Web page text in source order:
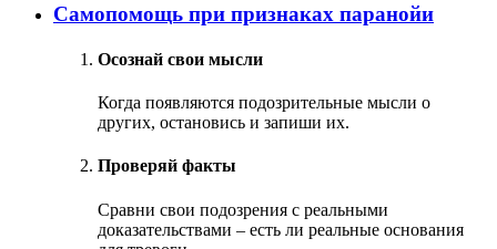
Самопомощь при признаках паранойи
Осознай свои мысли
Когда появляются подозрительные мысли о
других, остановись и запиши их.
Проверяй факты
Сравни свои подозрения с реальными
доказательствами – есть ли реальные основания